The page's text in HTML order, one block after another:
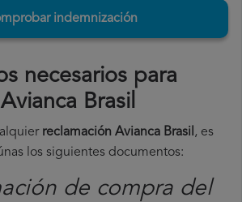
indemnización
necesarios para
Brasil
reclamación Avianca Brasil, es
los siguientes documentos:
de compra del